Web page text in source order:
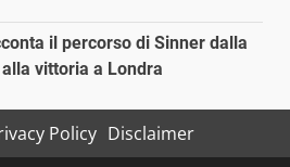
il percorso di Sinner dalla
vittoria a Londra
Policy Disclaimer